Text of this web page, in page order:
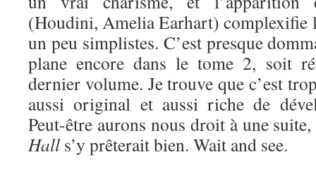
(Houdini, Amelia Earhart) complexifie
un peu simplistes. C’est presque
plane encore dans le tome 2, soit
dernier volume. Je trouve que c’est
aussi original et aussi riche de
Peut-être aurons nous droit à une
Hall s’y prêterait bien. Wait and see.